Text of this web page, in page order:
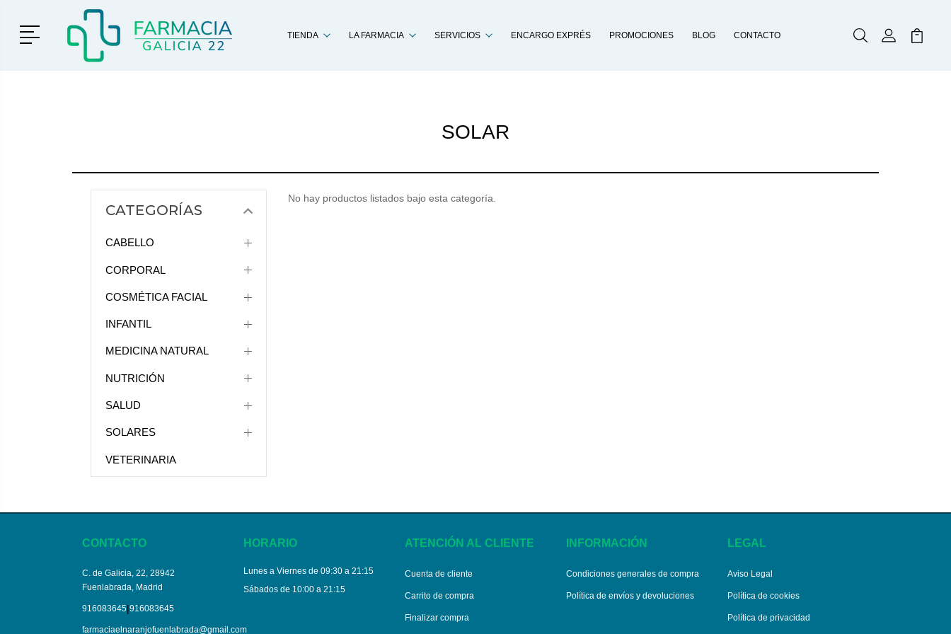
Menú TIENDA LA FARMACIA SERVICIOS ENCARGO EXPRÉS PROMOCIONES BLOG CONTACTO BuscarMi Cuenta
Mi
SOLAR
CATEGORÍAS
CABELLO
CORPORAL
COSMÉTICA FACIAL
INFANTIL
MEDICINA NATURAL
NUTRICIÓN
SALUD
SOLARES
VETERINARIA
No hay productos listados bajo esta categoría.
CONTACTO
C. de Galicia, 22, 28942
Fuenlabrada, Madrid
916083645|916083645
farmaciaelnaranjofuenlabrada@gmail.com
HORARIO
Lunes a Viernes de 09:30 a 21:15
Sábados de 10:00 a 21:15
ATENCIÓN AL CLIENTE
Cuenta de cliente
Carrito de compra
Finalizar compra
INFORMACIÓN
Condiciones generales de compra
Política de envíos y devoluciones
LEGAL
Aviso Legal
Política de cookies
Política de privacidad